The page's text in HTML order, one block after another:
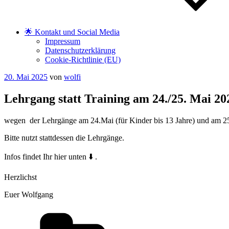
🌟 Kontakt und Social Media
Impressum
Datenschutzerklärung
Cookie-Richtlinie (EU)
Veröffentlicht
20. Mai 2025 von wolfi
Lehrgang statt Training am 24./25. Mai
wegen der Lehrgänge am 24.Mai (für Kinder bis 13 Jahre) und am
Bitte nutzt stattdessen die Lehrgänge.
Infos findet Ihr hier unten ⬇️ .
Herzlichst
Euer Wolfgang